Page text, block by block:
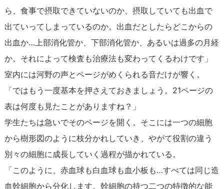
ら、食事で摂取できていないのか、摂取していても出血で
出ていってしまっているのか。出血だとしたらどこからの
出血か…上部消化管か、下部消化管か、あるいは過多の月経
か。それによって検査も治療法も変わってくるわけです」
室内には河野の声とページがめくられる音だけが響く。
「ではもう一度基本を押さえておきましょう。21ページの
表は何度も見たことがありますね？」
学生たちは急いでそのページを開く。そこには一つの細胞
から樹形図のように枝分かれしていき、やがて役割の違う
別々の細胞に成長していく過程が描かれている。
「このように、赤血球も白血球も血小板も…すべては同じ造
血幹細胞から分化します。幹細胞の持つ二つの特徴的な能